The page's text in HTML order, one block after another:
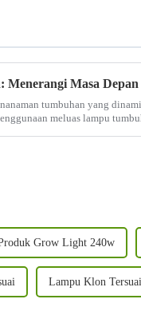
tumbuhan yang
meluas lampu
Grow Light 240w
Lampu Klon Tersuai